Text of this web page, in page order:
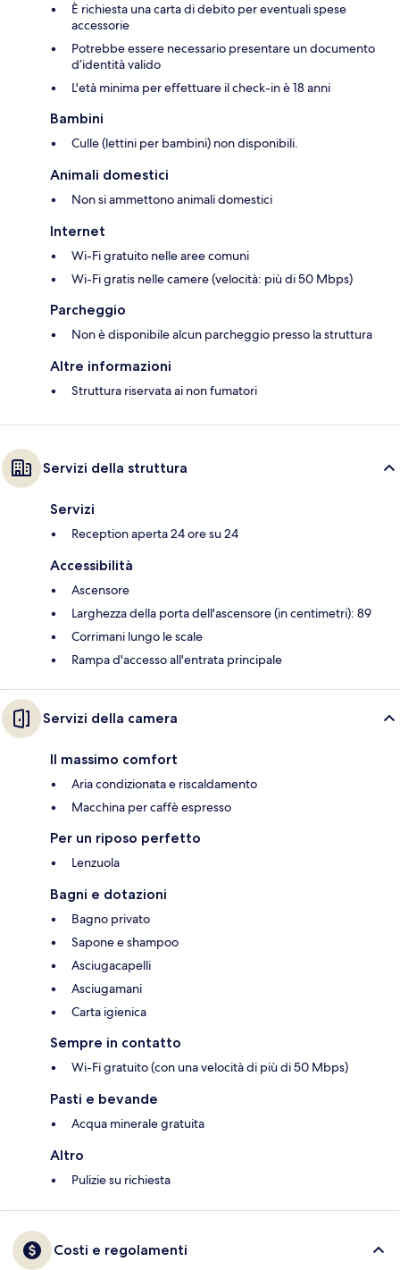
È richiesta una carta di debito per eventuali spese
accessorie
Potrebbe essere necessario presentare un documento
d’identità valido
L'età minima per effettuare il check-in è 18 anni
Bambini
Culle (lettini per bambini) non disponibili.
Animali domestici
Non si ammettono animali domestici
Internet
Wi-Fi gratuito nelle aree comuni
Wi-Fi gratis nelle camere (velocità: più di 50 Mbps)
Parcheggio
Non è disponibile alcun parcheggio presso la struttura
Altre informazioni
Struttura riservata ai non fumatori
Servizi della struttura
Servizi
Reception aperta 24 ore su 24
Accessibilità
Ascensore
Larghezza della porta dell'ascensore (in centimetri): 89
Corrimani lungo le scale
Rampa d'accesso all'entrata principale
Servizi della camera
Il massimo comfort
Aria condizionata e riscaldamento
Macchina per caffè espresso
Per un riposo perfetto
Lenzuola
Bagni e dotazioni
Bagno privato
Sapone e shampoo
Asciugacapelli
Asciugamani
Carta igienica
Sempre in contatto
Wi-Fi gratuito (con una velocità di più di 50 Mbps)
Pasti e bevande
Acqua minerale gratuita
Altro
Pulizie su richiesta
Costi e regolamenti